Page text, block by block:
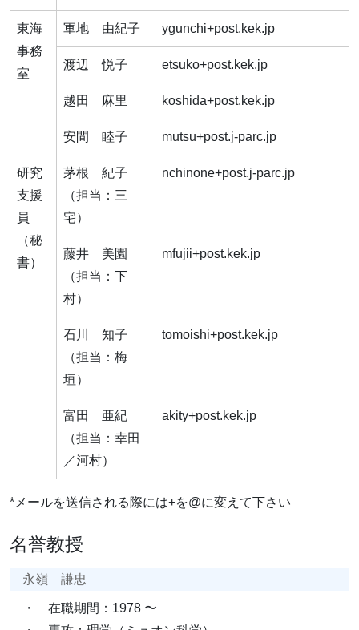
東海
事務
室
軍地 由紀子 ygunchi+post.kek.jp
渡辺 悦子 etsuko+post.kek.jp
越田 麻里 koshida+post.kek.jp
安間 睦子 mutsu+post.j-parc.jp
研究
支援
員
（秘
書）
茅根 紀子
（担当：三
宅）
nchinone+post.j-parc.jp
藤井 美園
（担当：下
村）
mfujii+post.kek.jp
石川 知子
（担当：梅
垣）
tomoishi+post.kek.jp
富田 亜紀
（担当：幸田
／河村）
akity+post.kek.jp
*メールを送信される際には+を@に変えて下さい
名誉教授
永嶺 謙忠
・ 在職期間：1978 〜